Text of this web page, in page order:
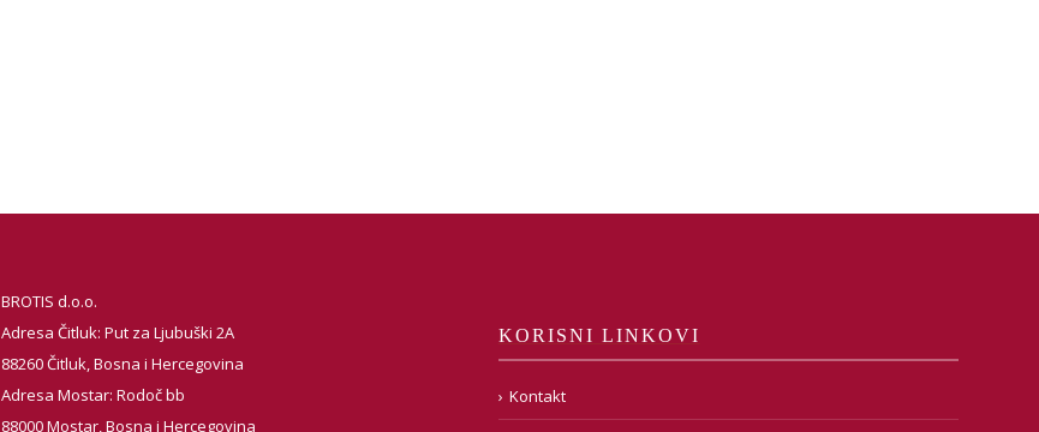
BROTIS d.o.o.
Adresa Čitluk: Put za Ljubuški 2A
88260 Čitluk, Bosna i Hercegovina
Adresa Mostar: Rodoč bb
88000 Mostar, Bosna i Hercegovina
KORISNI LINKOVI
Kontakt